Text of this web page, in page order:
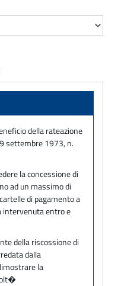
della rateazione
settembre 1973, n.
la concessione di
ad un massimo di
di pagamento a
intervenuta entro e
della riscossione di
dalla
la